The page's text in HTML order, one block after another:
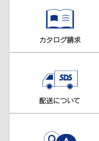
カタログ請求
配送について